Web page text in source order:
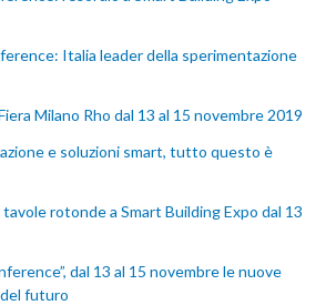
Italia leader della sperimentazione
Milano Rho dal 13 al 15 novembre 2019
e soluzioni smart, tutto questo è
rotonde a Smart Building Expo dal 13
dal 13 al 15 novembre le nuove
futuro